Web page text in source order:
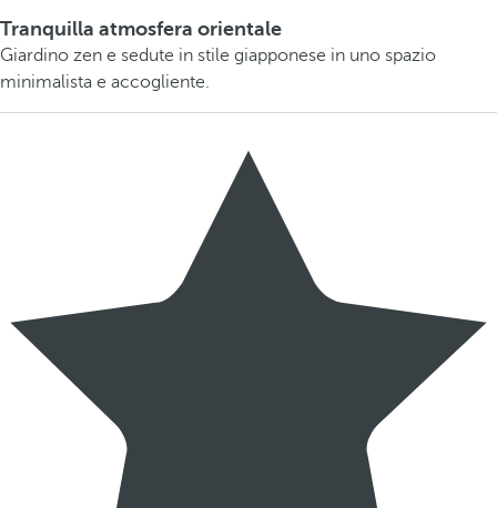
Tranquilla atmosfera orientale
Giardino zen e sedute in stile giapponese in uno spazio
minimalista e accogliente.